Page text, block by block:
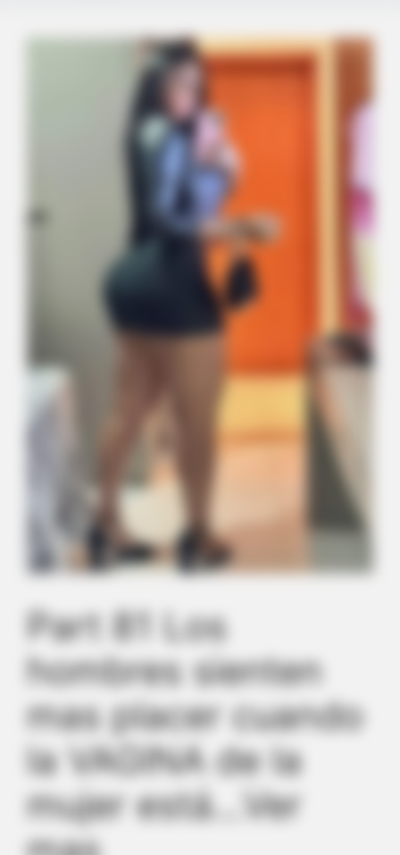
Part 81 Los
hombres sienten
mas placer cuando
la VAGINA de la
mujer está…Ver